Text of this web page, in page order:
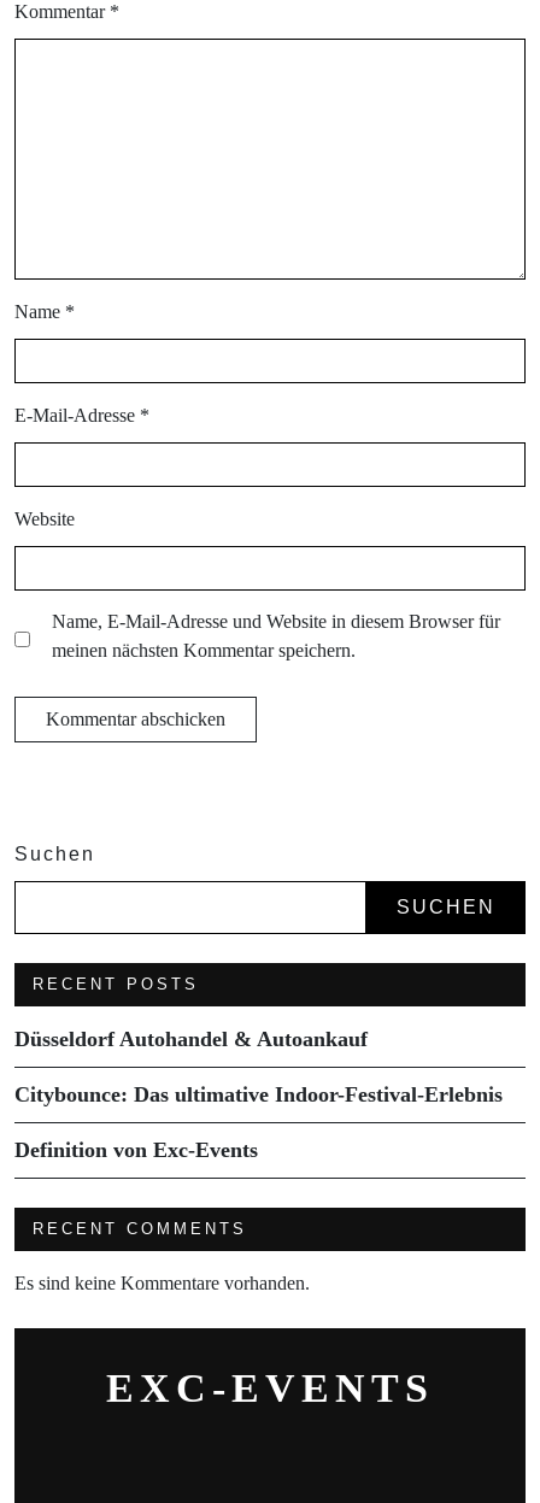
Kommentar *
Name *
E-Mail-Adresse *
Website
Name, E-Mail-Adresse und Website in diesem Browser für
meinen nächsten Kommentar speichern.
Suchen
SUCHEN
RECENT POSTS
Düsseldorf Autohandel & Autoankauf
Citybounce: Das ultimative Indoor-Festival-Erlebnis
Definition von Exc-Events
RECENT COMMENTS
Es sind keine Kommentare vorhanden.
EXC-EVENTS